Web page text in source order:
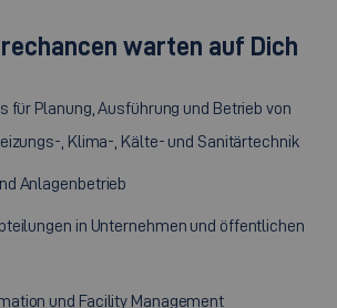
warten auf Dich
für Planung, Ausführung und Betrieb von
, Klima-, Kälte- und Sanitärtechnik
Anlagenbetrieb
in Unternehmen und öffentlichen
und Facility Management